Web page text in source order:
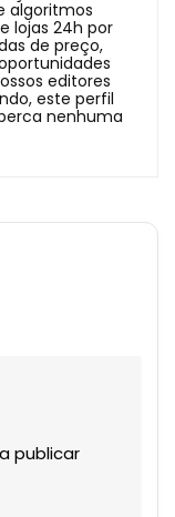
algoritmos
lojas 24h por
de preço,
editores
este perfil
nenhuma
publicar